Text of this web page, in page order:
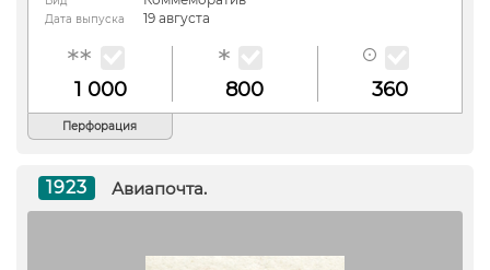
Дата выпуска 19 августа
1 000 800 360
Перфорация
1923 Авиапочта.